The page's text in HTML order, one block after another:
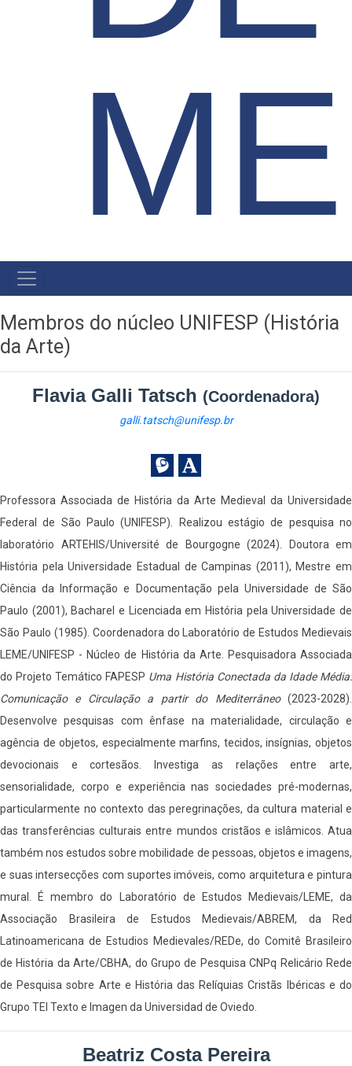
NAVEGAÇÃO
PRINCIPAL
Membros do núcleo UNIFESP (História
da Arte)
Flavia Galli Tatsch (Coordenadora)
galli.tatsch@unifesp.br
Professora Associada de História da Arte Medieval da Universidade
Federal de São Paulo (UNIFESP). Realizou estágio de pesquisa no
laboratório ARTEHIS/Université de Bourgogne (2024). Doutora em
História pela Universidade Estadual de Campinas (2011), Mestre em
Ciência da Informação e Documentação pela Universidade de São
Paulo (2001), Bacharel e Licenciada em História pela Universidade de
São Paulo (1985). Coordenadora do Laboratório de Estudos Medievais
LEME/UNIFESP - Núcleo de História da Arte. Pesquisadora Associada
do Projeto Temático FAPESP Uma História Conectada da Idade Média:
Comunicação e Circulação a partir do Mediterrâneo (2023-2028).
Desenvolve pesquisas com ênfase na materialidade, circulação e
agência de objetos, especialmente marfins, tecidos, insígnias, objetos
devocionais e cortesãos. Investiga as relações entre arte,
sensorialidade, corpo e experiência nas sociedades pré-modernas,
particularmente no contexto das peregrinações, da cultura material e
das transferências culturais entre mundos cristãos e islâmicos. Atua
também nos estudos sobre mobilidade de pessoas, objetos e imagens,
e suas intersecções com suportes imóveis, como arquitetura e pintura
mural. É membro do Laboratório de Estudos Medievais/LEME, da
Associação Brasileira de Estudos Medievais/ABREM, da Red
Latinoamericana de Estudios Medievales/REDe, do Comitê Brasileiro
de História da Arte/CBHA, do Grupo de Pesquisa CNPq Relicário Rede
de Pesquisa sobre Arte e História das Relíquias Cristãs Ibéricas e do
Grupo TEI Texto e Imagen da Universidad de Oviedo.
Beatriz Costa Pereira